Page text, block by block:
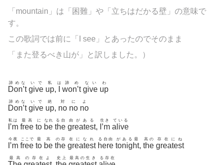
「mountain」は「困難」や「立ちはだかる壁」の意味で
す。
この歌詞では前に「I see」とあったのでそのまま
「また登るべき山が」と訳しました。）
Don’t
諦めな
give
いで
up
私
,
は
won’t
諦め
give
ない
up
わ
Don’t
諦めな
give
いで
up
絶
, no
対
no
に
no
よ
I’m
私は
free
最高
to
に
be
なれ
the
る自
greatest
由がある
, I’m
生き
alive
ている
I’m
今夜
free
ここで
to
最
be
高
the
の存
greatest
在になれ
here
る自由
tonight
がある最
, the
高の
greatest
存在にね
最高 の存在よ 史上 最高の生き る存在